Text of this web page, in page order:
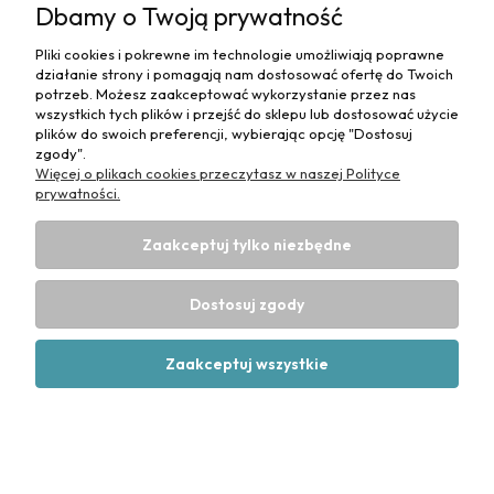
Podkład chłonny JEDNORAZOWY
HIGIENICZNY safeLINE PAD [SAP] 90x60 - 150
szt. / Mercator
147,00 zł
Podkłady CHŁONNE MEDIBED BASIC
Dbamy o Twoją prywatność
Pliki cookies i pokrewne im technologie umożliwiają poprawne
działanie strony i pomagają nam dostosować ofertę do Twoich
potrzeb. Możesz zaakceptować wykorzystanie przez nas
wszystkich tych plików i przejść do sklepu lub dostosować użycie
plików do swoich preferencji, wybierając opcję "Dostosuj
zgody".
Więcej o plikach cookies przeczytasz w naszej Polityce
prywatności.
Zaakceptuj tylko niezbędne
Dostosuj zgody
Zaakceptuj wszystkie